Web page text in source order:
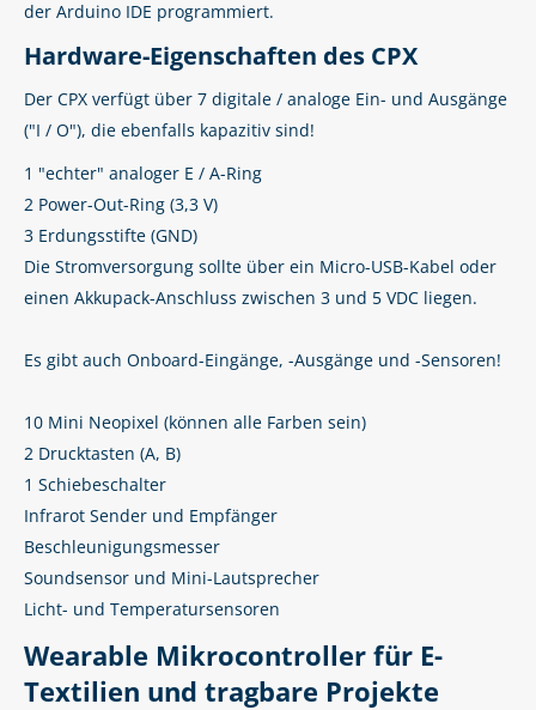
der Arduino IDE programmiert.
Hardware-Eigenschaften des CPX
Der CPX verfügt über 7 digitale / analoge Ein- und Ausgänge
("I / O"), die ebenfalls kapazitiv sind!
1 "echter" analoger E / A-Ring
2 Power-Out-Ring (3,3 V)
3 Erdungsstifte (GND)
Die Stromversorgung sollte über ein Micro-USB-Kabel oder
einen Akkupack-Anschluss zwischen 3 und 5 VDC liegen.
Es gibt auch Onboard-Eingänge, -Ausgänge und -Sensoren!
10 Mini Neopixel (können alle Farben sein)
2 Drucktasten (A, B)
1 Schiebeschalter
Infrarot Sender und Empfänger
Beschleunigungsmesser
Soundsensor und Mini-Lautsprecher
Licht- und Temperatursensoren
Wearable Mikrocontroller für E-
Textilien und tragbare Projekte